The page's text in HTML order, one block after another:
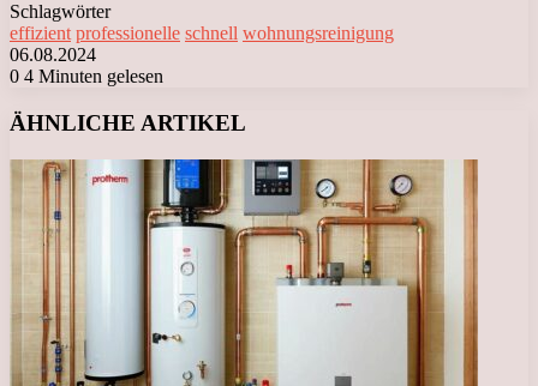
Schlagwörter
effizient professionelle schnell wohnungsreinigung
06.08.2024
0 4 Minuten gelesen
ÄHNLICHE ARTIKEL